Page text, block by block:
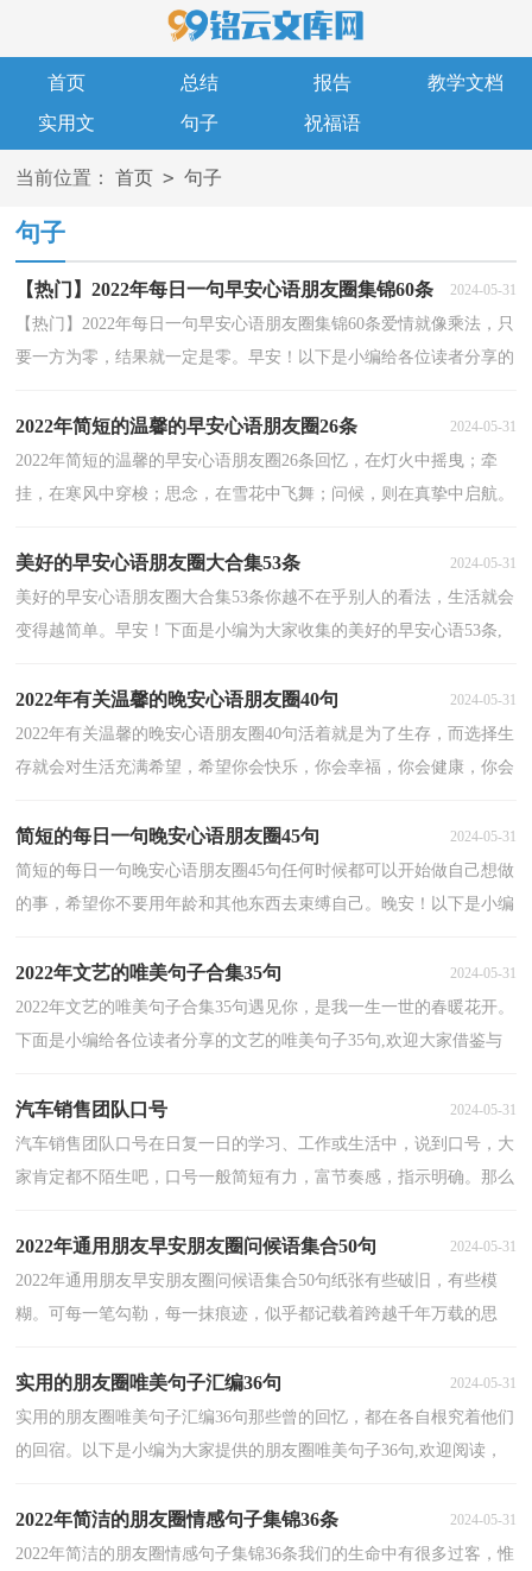
首页 总结 报告
教学文档
实用文
句子 祝福语
当前位置： 首页 > 句子
句子
【热门】2022年每日一句早安心语朋友圈集锦60条 2024-05-31
【热门】2022年每日一句早安心语朋友圈集锦60条爱情就像乘法，只
要一方为零，结果就一定是零。早安！以下是小编给各位读者分享的
2022年简短的温馨的早安心语朋友圈26条 2024-05-31
2022年简短的温馨的早安心语朋友圈26条回忆，在灯火中摇曳；牵
挂，在寒风中穿梭；思念，在雪花中飞舞；问候，则在真挚中启航。
理推荐...
美好的早安心语朋友圈大合集53条 2024-05-31
美好的早安心语朋友圈大合集53条你越不在乎别人的看法，生活就会
变得越简单。早安！下面是小编为大家收集的美好的早安心语53条,
2022年有关温馨的晚安心语朋友圈40句 2024-05-31
2022年有关温馨的晚安心语朋友圈40句活着就是为了生存，而选择生
存就会对生活充满希望，希望你会快乐，你会幸福，你会健康，你会
简短的每日一句晚安心语朋友圈45句 2024-05-31
简短的每日一句晚安心语朋友圈45句任何时候都可以开始做自己想做
的事，希望你不要用年龄和其他东西去束缚自己。晚安！以下是小编
2022年文艺的唯美句子合集35句 2024-05-31
2022年文艺的唯美句子合集35句遇见你，是我一生一世的春暖花开。
下面是小编给各位读者分享的文艺的唯美句子35句,欢迎大家借鉴与
汽车销售团队口号 2024-05-31
汽车销售团队口号在日复一日的学习、工作或生活中，说到口号，大
家肯定都不陌生吧，口号一般简短有力，富节奏感，指示明确。那么
2022年通用朋友早安朋友圈问候语集合50句 2024-05-31
2022年通用朋友早安朋友圈问候语集合50句纸张有些破旧，有些模
糊。可每一笔勾勒，每一抹痕迹，似乎都记载着跨越千年万载的思
实用的朋友圈唯美句子汇编36句 2024-05-31
实用的朋友圈唯美句子汇编36句那些曾的回忆，都在各自根究着他们
的回宿。以下是小编为大家提供的朋友圈唯美句子36句,欢迎阅读，
2022年简洁的朋友圈情感句子集锦36条 2024-05-31
2022年简洁的朋友圈情感句子集锦36条我们的生命中有很多过客，惟